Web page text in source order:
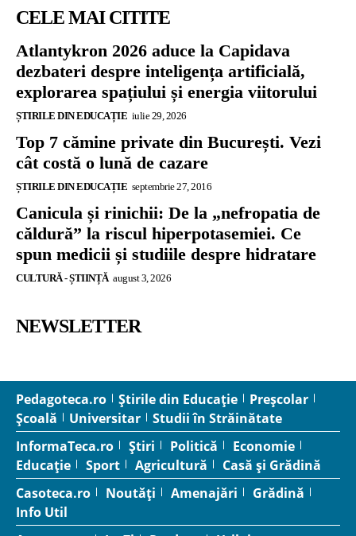
CELE MAI CITITE
Atlantykron 2026 aduce la Capidava
dezbateri despre inteligența artificială,
explorarea spațiului și energia viitorului
ȘTIRILE DIN EDUCAȚIE iulie 29, 2026
Top 7 cămine private din București. Vezi
cât costă o lună de cazare
ȘTIRILE DIN EDUCAȚIE septembrie 27, 2016
Canicula și rinichii: De la „nefropatia de
căldură” la riscul hiperpotasemiei. Ce
spun medicii și studiile despre hidratare
CULTURĂ - ȘTIINȚĂ august 3, 2026
NEWSLETTER
Pedagoteca.ro Știrile din Educație
Preșcolar
Școală
Universitar
Studii în Străinătate
InformaTeca.ro
Știri Politică
Economie
Educație
Sport Agricultură
Casă și Grădină
Casoteca.ro
Noutăți Amenajări
Grădină
Info Util